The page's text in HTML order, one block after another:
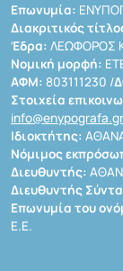
Επωνυμία:
Διακριτικός
Έδρα: ΛΕΩΦΟΡΟΣ
Νομική μορφή:
ΑΦΜ: 803111230 /
Στοιχεία
info@enypografa.gr
Ιδιοκτήτης:
Νόμιμος
Διευθυντής:
Διευθυντής
Επωνυμία του
Ε.Ε.